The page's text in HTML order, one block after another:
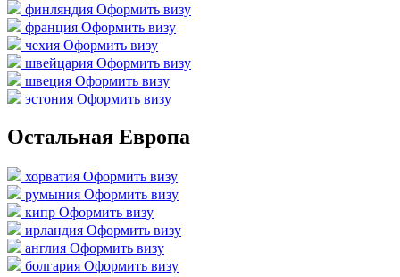
финляндия Оформить визу
франция Оформить визу
чехия Оформить визу
швейцария Оформить визу
швеция Оформить визу
эстония Оформить визу
Остальная Европа
хорватия Оформить визу
румыния Оформить визу
кипр Оформить визу
ирландия Оформить визу
англия Оформить визу
болгария Оформить визу